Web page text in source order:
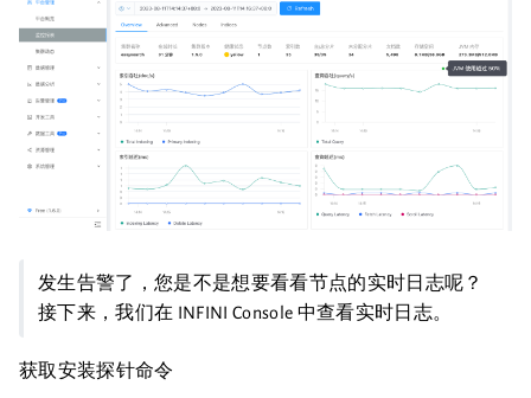
发生告警了，您是不是想要看看节点的实时日志呢？
接下来，我们在 INFINI Console 中查看实时日志。
获取安装探针命令